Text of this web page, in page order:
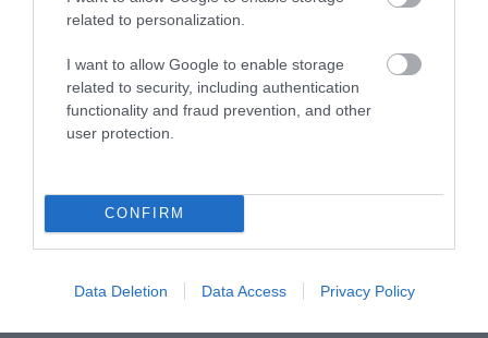
related to personalization.
I want to allow Google to enable storage
related to security, including authentication
functionality and fraud prevention, and other
user protection.
CONFIRM
Data Deletion Data Access Privacy Policy
Efood: Άλμα 74,7% στον τζίρο της Go